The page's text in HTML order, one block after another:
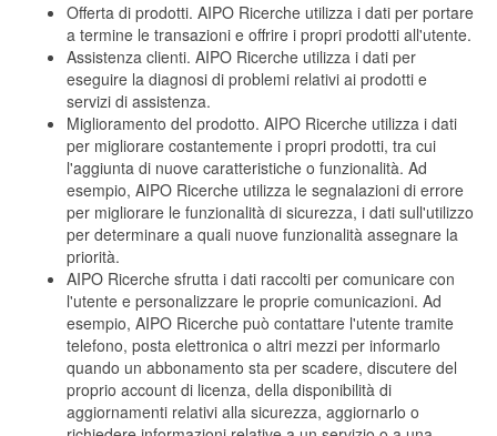
Offerta di prodotti. AIPO Ricerche utilizza i dati per portare
a termine le transazioni e offrire i propri prodotti all'utente.
Assistenza clienti. AIPO Ricerche utilizza i dati per
eseguire la diagnosi di problemi relativi ai prodotti e
servizi di assistenza.
Miglioramento del prodotto. AIPO Ricerche utilizza i dati
per migliorare costantemente i propri prodotti, tra cui
l'aggiunta di nuove caratteristiche o funzionalità. Ad
esempio, AIPO Ricerche utilizza le segnalazioni di errore
per migliorare le funzionalità di sicurezza, i dati sull'utilizzo
per determinare a quali nuove funzionalità assegnare la
priorità.
AIPO Ricerche sfrutta i dati raccolti per comunicare con
l'utente e personalizzare le proprie comunicazioni. Ad
esempio, AIPO Ricerche può contattare l'utente tramite
telefono, posta elettronica o altri mezzi per informarlo
quando un abbonamento sta per scadere, discutere del
proprio account di licenza, della disponibilità di
aggiornamenti relativi alla sicurezza, aggiornarlo o